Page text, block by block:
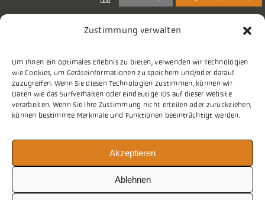
Zustimmung verwalten
Um Ihnen ein optimales Erlebnis zu bieten, verwenden wir Technologien
wie Cookies, um Geräteinformationen zu speichern und/oder darauf
zuzugreifen. Wenn Sie diesen Technologien zustimmen, können wir
Daten wie das Surfverhalten oder eindeutige IDs auf dieser Website
verarbeiten. Wenn Sie Ihre Zustimmung nicht erteilen oder zurückziehen,
können bestimmte Merkmale und Funktionen beeinträchtigt werden.
Akzeptieren
Ablehnen
Bundes-Arbeitsgemeinschaft
der Kommunalen IT-Dienstleister e.V.
Charlottenstraße 65
10117 Berlin
Tel.030 2063 156 0
info@vitako.de